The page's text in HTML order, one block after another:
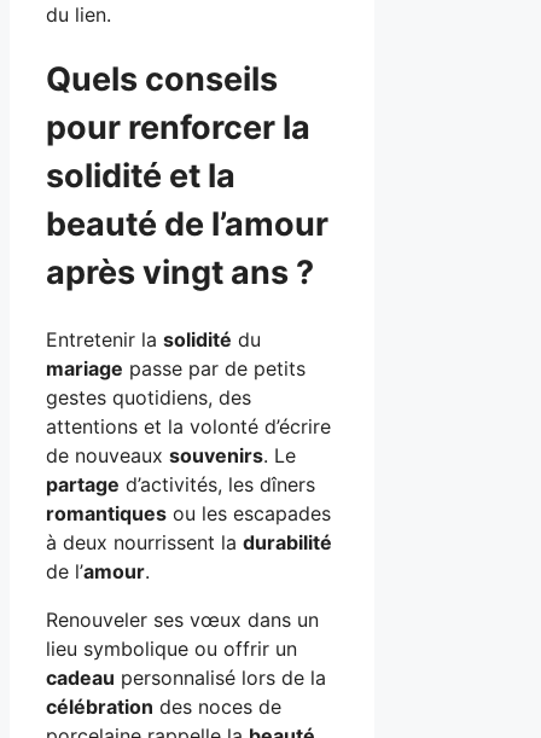
du lien.
Quels conseils
pour renforcer la
solidité et la
beauté de l’amour
après vingt ans ?
Entretenir la solidité du
mariage passe par de petits
gestes quotidiens, des
attentions et la volonté d’écrire
de nouveaux souvenirs. Le
partage d’activités, les dîners
romantiques ou les escapades
à deux nourrissent la durabilité
de l’amour.
Renouveler ses vœux dans un
lieu symbolique ou offrir un
cadeau personnalisé lors de la
célébration des noces de